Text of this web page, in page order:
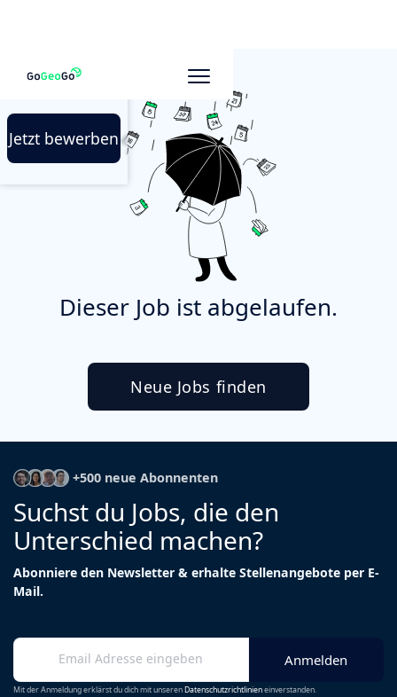
Jetzt bewerben
Dieser Job ist abgelaufen.
Neue Jobs finden
+500 neue Abonnenten
Suchst du Jobs, die den
Unterschied machen?
Abonniere den Newsletter & erhalte Stellenangebote per E-
Mail.
Mit der Anmeldung erklärst du dich mit unseren Datenschutzrichtlinieneinverstanden.